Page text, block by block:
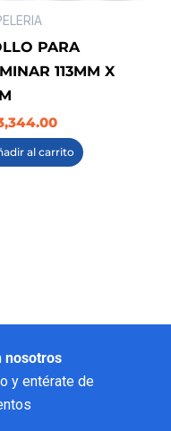
PARA
113MM X
al carrito
nosotros
y entérate de